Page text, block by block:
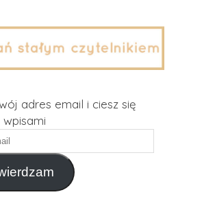
adres email i ciesz się